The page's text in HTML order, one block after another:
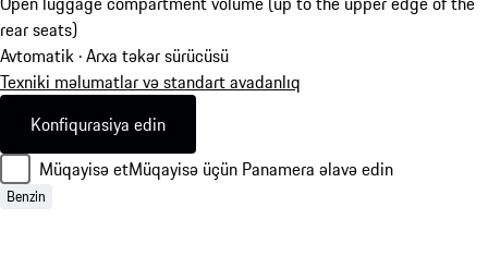
rear seats)
Avtomatik · Arxa təkər sürücüsü
Texniki məlumatlar və standart avadanlıq
Konfiqurasiya edin
Müqayisə etMüqayisə üçün Panamera əlavə edin
Benzin